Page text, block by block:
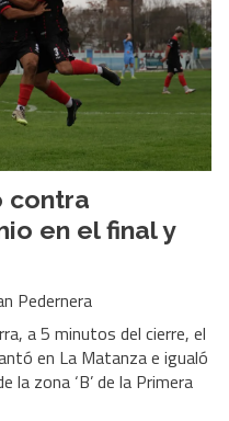
contra
en el final y
Pedernera
a 5 minutos del cierre, el
en La Matanza e igualó
la zona ‘B’ de la Primera